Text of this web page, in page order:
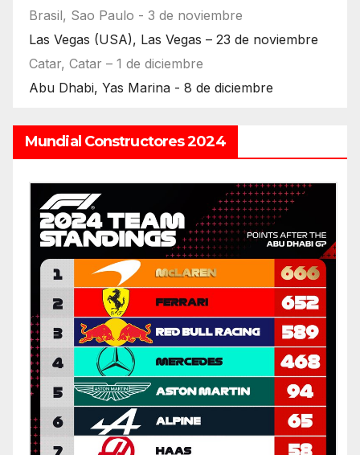
Brasil, Sao Paulo - 3 de noviembre
Las Vegas (USA), Las Vegas – 23 de noviembre
Catar, Catar – 1 de diciembre
Abu Dhabi, Yas Marina - 8 de diciembre
Mundial Constructores 2024